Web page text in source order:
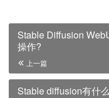
Stable Diffusion
操作?
上一篇
Stable diffusion有什